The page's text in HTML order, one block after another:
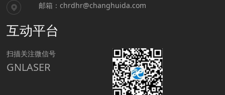
邮箱： chrdhr@changhuida.com
互动平台
扫描关注微信号
GNLASER